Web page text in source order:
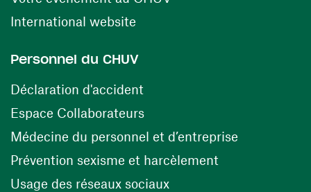
International website
Personnel du CHUV
Déclaration d'accident
Espace Collaborateurs(ouvre une nouvelle fenêtre)
Médecine du personnel et d’entreprise
Prévention sexisme et harcèlement
Usage des réseaux sociaux(ouvre une nouvelle